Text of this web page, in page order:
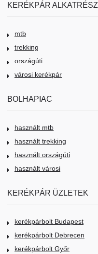
KERÉKPÁR ALKATRÉSZ
mtb
trekking
országúti
városi kerékpár
BOLHAPIAC
használt mtb
használt trekking
használt országúti
használt városi
KERÉKPÁR ÜZLETEK
kerékpárbolt Budapest
kerékpárbolt Debrecen
kerékpárbolt Győr